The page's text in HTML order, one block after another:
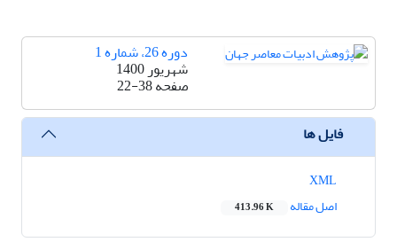
دوره 26، شماره 1
شهریور 1400
صفحه22-38
فایل ها
اصل مقاله
413.96 K